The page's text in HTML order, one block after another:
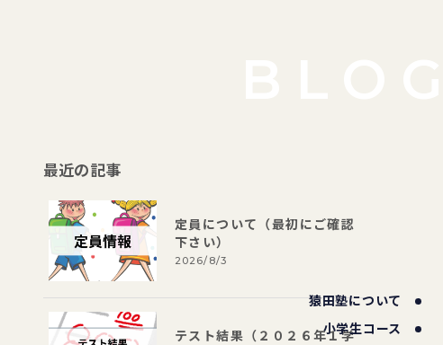
猿田塾について
小学生コース
最近の記事
定員について（最初にご確認
下さい）
2026/8/3
テスト結果（２０２６年１学